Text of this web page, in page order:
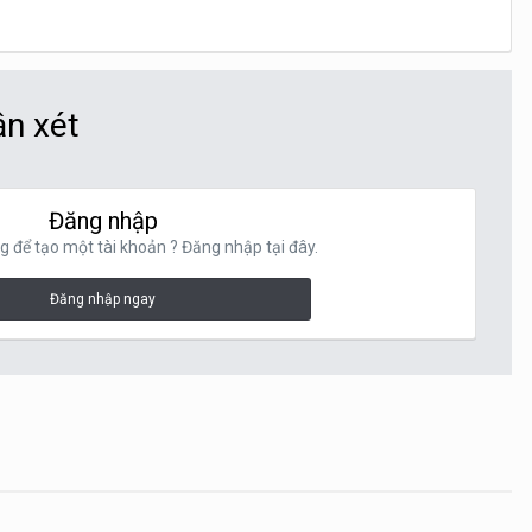
xét
Đăng nhập
để tạo một tài khoản ? Đăng nhập tại đây.
Đăng nhập ngay